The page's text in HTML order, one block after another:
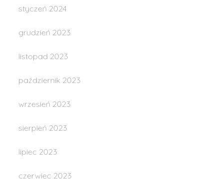
styczeń 2024
grudzień 2023
listopad 2023
październik 2023
wrzesień 2023
sierpień 2023
lipiec 2023
czerwiec 2023